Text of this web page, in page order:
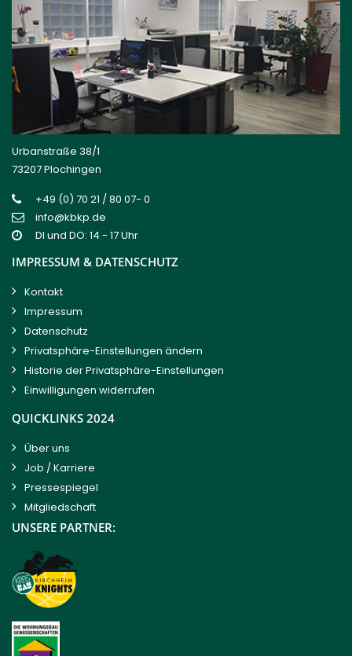
Urbanstraße 38/1
73207 Plochingen
+49 (0) 70 21 / 80 07- 0
info@kbkp.de
DI und DO: 14 - 17 Uhr
IMPRESSUM & DATENSCHUTZ
Kontakt
Impressum
Datenschutz
Privatsphäre-Einstellungen ändern
Historie der Privatsphäre-Einstellungen
Einwilligungen widerrufen
QUICKLINKS 2024
Über uns
Job / Karriere
Pressespiegel
Mitgliedschaft
UNSERE PARTNER: